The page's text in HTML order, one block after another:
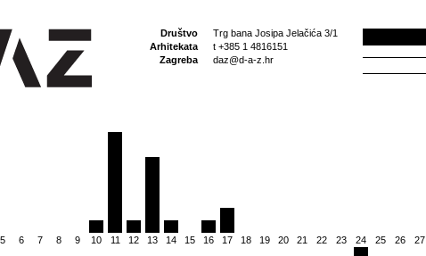
Društvo
Arhitekata
Zagreba
Trg bana Josipa Jelačića 3/1
t +385 1 4816151
daz@d-a-z.hr
5 6 7 8 9 10 11 12 13 14 15 16 17 18 19 20 21 22 23 24 25 26 27